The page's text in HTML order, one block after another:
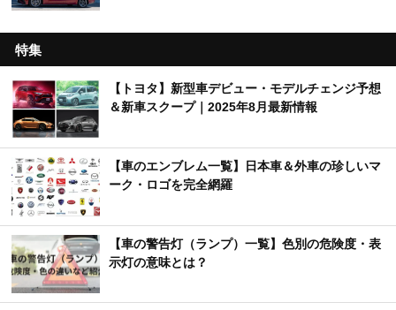
特集
【トヨタ】新型車デビュー・モデルチェンジ予想
＆新車スクープ｜2025年8月最新情報
【車のエンブレム一覧】日本車＆外車の珍しいマ
ーク・ロゴを完全網羅
【車の警告灯（ランプ）一覧】色別の危険度・表
示灯の意味とは？